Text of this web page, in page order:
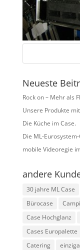
Neueste
Rock on – Mehr als
Unsere Produkte
Die Küche im Case.
Die ML-
mobile Videoregie
andere
30 jahre ML Case
Bürocase
Case Hochglanz
Cases Europalette
Catering